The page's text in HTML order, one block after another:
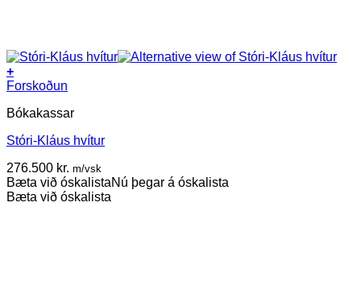
+
Forskoðun
Bókakassar
Stóri-Kláus hvítur
276.500 kr. m/vsk
Bæta við óskalistaNú þegar á óskalista
Bæta við óskalista